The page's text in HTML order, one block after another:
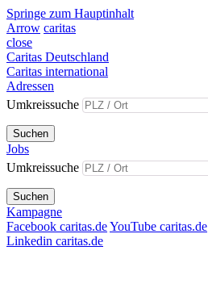
Springe zum Hauptinhalt
Arrow caritas
close
Caritas Deutschland
Caritas international
Adressen
Umkreissuche
Suchen
Jobs
Umkreissuche
Suchen
Kampagne
Facebook caritas.deYouTube caritas.de
Linkedin caritas.de